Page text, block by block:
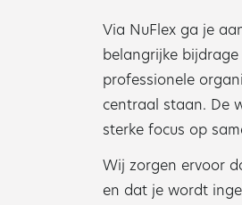
Via NuFlex ga je
belangrijke
professionele
centraal staan. De
sterke focus op
Wij zorgen ervoor
en dat je wordt